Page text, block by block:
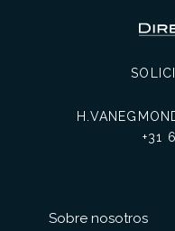
Sobre nosotros
+31